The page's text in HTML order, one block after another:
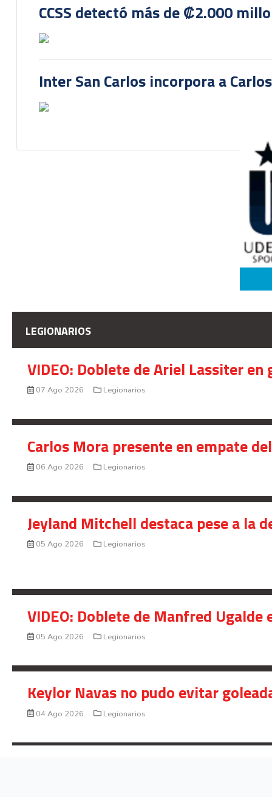
CCSS detectó más de ₡2.000
Inter San Carlos incorpora a
LEGIONARIOS
VIDEO: Doblete de Ariel Lassiter
07 Ago 2026 Legionarios
Carlos Mora presente en empate
06 Ago 2026 Legionarios
Jeyland Mitchell destaca pese a la
05 Ago 2026 Legionarios
VIDEO: Doblete de Manfred
05 Ago 2026 Legionarios
Keylor Navas no pudo evitar
04 Ago 2026 Legionarios